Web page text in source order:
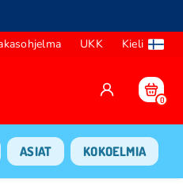
UKK Kieli
0
ASIAT KOKOELMIA